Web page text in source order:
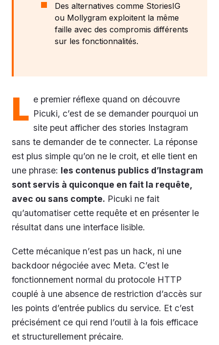
Des alternatives comme StoriesIG
ou Mollygram exploitent la même
faille avec des compromis différents
sur les fonctionnalités.
L e premier réflexe quand on découvre
Picuki, c’est de se demander pourquoi un
site peut afficher des stories Instagram
sans te demander de te connecter. La réponse
est plus simple qu’on ne le croit, et elle tient en
une phrase: les contenus publics d’Instagram
sont servis à quiconque en fait la requête,
avec ou sans compte. Picuki ne fait
qu’automatiser cette requête et en présenter le
résultat dans une interface lisible.
Cette mécanique n’est pas un hack, ni une
backdoor négociée avec Meta. C’est le
fonctionnement normal du protocole HTTP
couplé à une absence de restriction d’accès sur
les points d’entrée publics du service. Et c’est
précisément ce qui rend l’outil à la fois efficace
et structurellement précaire.